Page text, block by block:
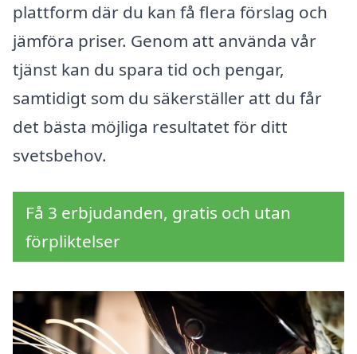
plattform där du kan få flera förslag och
jämföra priser. Genom att använda vår
tjänst kan du spara tid och pengar,
samtidigt som du säkerställer att du får
det bästa möjliga resultatet för ditt
svetsbehov.
Få 3 erbjudanden, gratis och utan
förpliktelser